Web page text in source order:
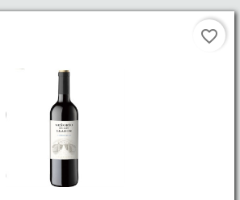
favorite_border